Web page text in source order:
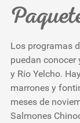
Los programas
puedan conocer
y Río Yelcho.
marrones y
meses de
Salmones